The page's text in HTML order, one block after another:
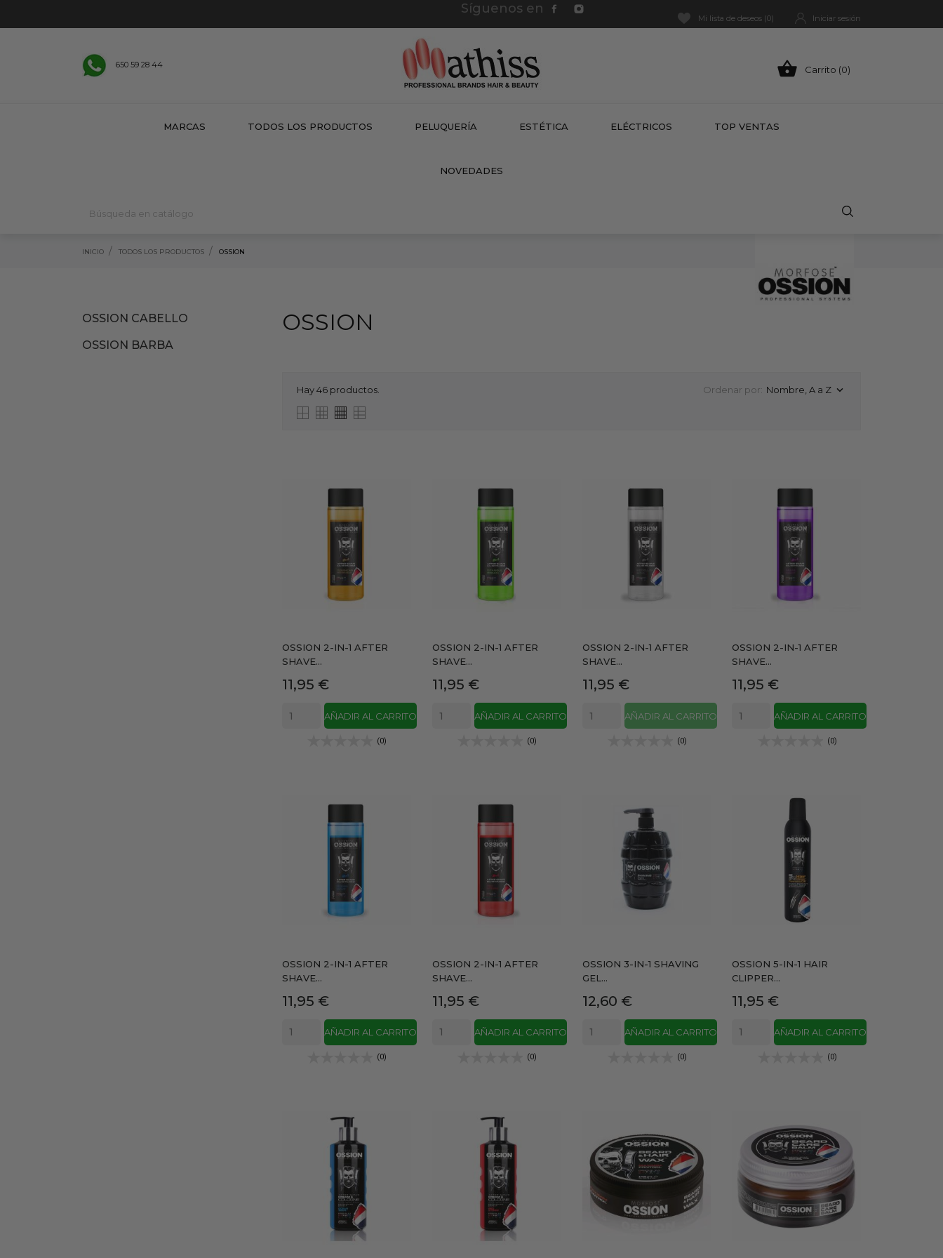
Síguenos en
Mi lista de deseos (0) Iniciar sesión
650 59 28 44  Carrito (0)
MARCAS TODOS LOS PRODUCTOS PELUQUERÍA ESTÉTICA ELÉCTRICOS TOP VENTAS
NOVEDADES
INICIO TODOS LOS PRODUCTOS OSSION
OSSION CABELLO
OSSION BARBA
OSSION
Hay 46 productos. Ordenar por: Nombre, A a Z 
OSSION 2-IN-1 AFTER
SHAVE...
Precio
11,95 €
AÑADIR AL CARRITO
(0)
OSSION 2-IN-1 AFTER
SHAVE...
Precio
11,95 €
AÑADIR AL CARRITO
(0)
OSSION 2-IN-1 AFTER
SHAVE...
Precio
11,95 €
AÑADIR AL CARRITO
(0)
OSSION 2-IN-1 AFTER
SHAVE...
Precio
11,95 €
AÑADIR AL CARRITO
(0)
OSSION 2-IN-1 AFTER
SHAVE...
Precio
11,95 €
AÑADIR AL CARRITO
(0)
OSSION 2-IN-1 AFTER
SHAVE...
Precio
11,95 €
AÑADIR AL CARRITO
(0)
OSSION 3-IN-1 SHAVING
GEL...
Precio
12,60 €
AÑADIR AL CARRITO
(0)
OSSION 5-IN-1 HAIR
CLIPPER...
Precio
11,95 €
AÑADIR AL CARRITO
(0)